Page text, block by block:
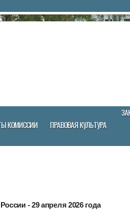
КОМИССИИ ПРАВОВАЯ КУЛЬТУРА
- 29 апреля 2026 года